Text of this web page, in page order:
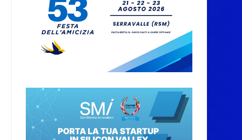
contrastare caldo e
rischio idrogeologico
6 Agosto 2026
San Marino. USL:
l’inferno di Marcinelle
memoria collettiva
6 Agosto 2026
News da Rimini e
Circondario. Red Devil